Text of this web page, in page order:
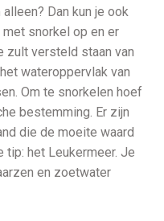
Dan kun je ook
snorkel op en er
zult versteld staan van
wateroppervlak van
Om te snorkelen hoef
bestemming. Er zijn
die de moeite waard
tip: het Leukermeer. Je
en zoetwater